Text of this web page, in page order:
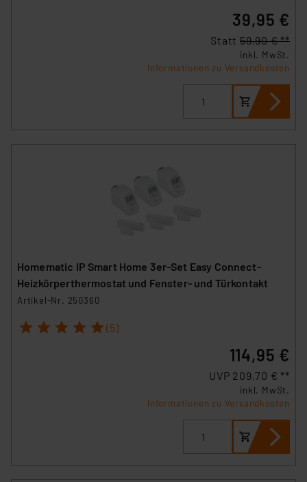
39,95 €
Statt 59,90 € **
inkl. MwSt.
Informationen zu Versandkosten
Homematic IP Smart Home 3er-Set Easy Connect-
Heizkörperthermostat und Fenster- und Türkontakt
Artikel-Nr. 250360
1 2 3 4 5 (5)
114,95 €
UVP 209,70 € **
inkl. MwSt.
Informationen zu Versandkosten